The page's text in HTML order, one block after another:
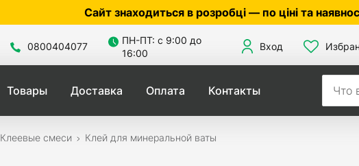
Сайт знаходиться в розробці — по ціні та наявності
0800404077
ПН-ПТ: с 9:00 до
16:00
Вход
Товары Доставка Оплата Контакты
Клеевые смеси Клей для минеральной ваты